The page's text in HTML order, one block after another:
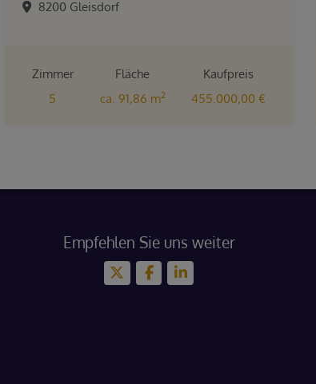
8200 Gleisdorf
Zimmer
5
Fläche
ca. 91,86 m2
Kaufpreis
455.000,00 €
Empfehlen Sie uns weiter